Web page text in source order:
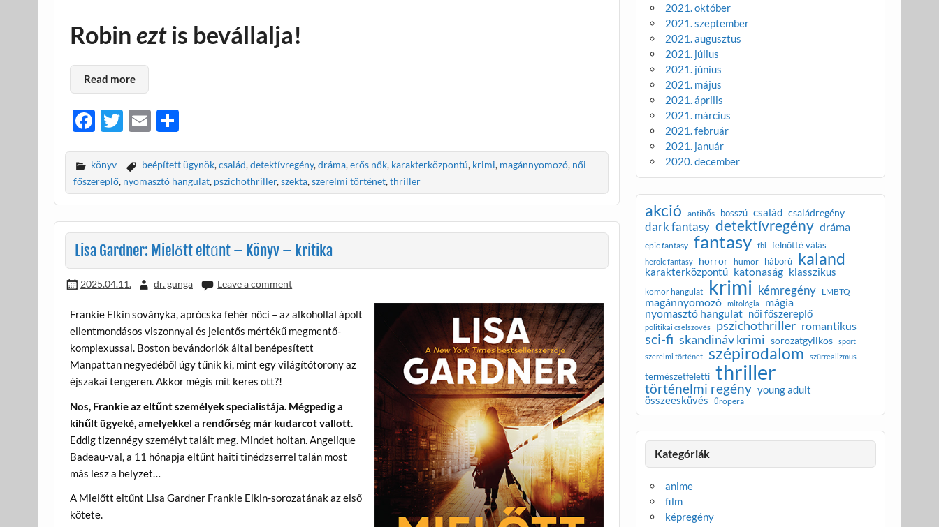
Robineztis bevállalja!
Read more
F
e
b
o
o
k
T
itt
er
E
ail za
m
e
g
könyv beépített ügynök,család,detektívregény,dráma,erős nők, karakterközpontú, krimi, magánnyomozó, női
főszereplő, nyomasztó hangulat, pszichothriller,szekta,szerelmi történet,thriller
Lisa Gardner: Mielőtt eltűnt – Könyv – kritika
2025.04.11. dr. gunga Leave a comment
Frankie Elkin soványka, aprócska fehér nőci – az alkohollal ápolt
ellentmondásos viszonnyal és jelentős mértékű megmentő-
komplexussal. Boston bevándorlók által benépesített
Manpattan negyedéből úgy tűnik ki, mint egy világítótorony az
éjszakai tengeren. Akkor mégis mit keres ott?!
Nos, Frankie az eltűnt személyek specialistája. Mégpedig a
kihűlt ügyeké, amelyekkel a rendőrség már kudarcot vallott.
Eddig tizennégy személyt talált meg. Mindet holtan. Angelique
Badeau-val, a 11 hónapja eltűnt haiti tinédzserrel talán most
más lesz a helyzet…
A Mielőtt eltűnt Lisa Gardner Frankie Elkin-sorozatának az első
kötete.
2021. október
2021. szeptember
2021. augusztus
2021. július
2021. június
2021. május
2021. április
2021. március
2021. február
2021. január
2020. december
akció antihős bosszú család családregény
dark fantasy detektívregény dráma
epic fantasy fantasy fbi felnőtté válás
heroic fantasy horror humor háború kaland
karakterközpontú katonaság klasszikus
komor hangulat krimi kémregény LMBTQ
magánnyomozó mitológia mágia
nyomasztó hangulat női főszereplő
politikai cselszövés pszichothriller romantikus
sci-fi skandináv krimi sorozatgyilkos
sport
szerelmi történet
szépirodalom szürrealizmus
természetfeletti thriller
történelmi regény young adult
összeesküvés
űropera
Kategóriák
anime
film
képregény